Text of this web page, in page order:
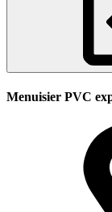
Menuisier PVC